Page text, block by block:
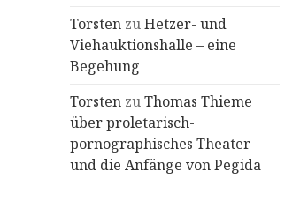
Torsten zuHetzer- und
Viehauktionshalle – eine
Begehung
Torsten zuThomas Thieme
über proletarisch-
pornographisches Theater
und die Anfänge von Pegida